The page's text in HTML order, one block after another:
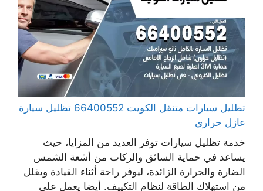
تظليل سيارات متنقل الكويت 66400552 تظليل سيارة
عازل حراري
خدمة تظليل سيارات توفر العديد من المزايا، حيث
يساعد في حماية السائق والركاب من أشعة الشمس
الضارة والحرارة الزائدة، ليوفر راحة أثناء القيادة ويقلل
من استهلاك الطاقة لنظام التكييف. أيضا يعمل على